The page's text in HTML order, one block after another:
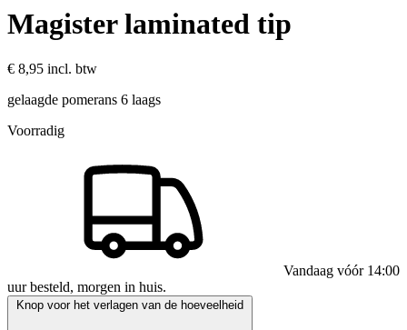
Magister laminated tip
€ 8,95 incl. btw
gelaagde pomerans 6 laags
Voorradig
Vandaag vóór 14:00
uur besteld, morgen in huis.
Knop voor het verlagen van de hoeveelheid